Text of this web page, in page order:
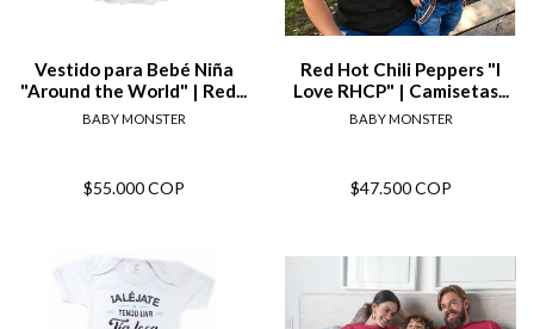
Vestido para Bebé Niña
"Around the World" | Red...
BABY MONSTER
$55.000 COP
Red Hot Chili Peppers "I
Love RHCP" | Camisetas...
BABY MONSTER
$47.500 COP